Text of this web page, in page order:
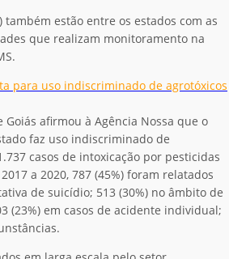
também estão entre os estados com as
que realizam monitoramento na
para uso indiscriminado de agrotóxicos
Goiás afirmou à Agência Nossa que o
faz uso indiscriminado de
casos de intoxicação por pesticidas
a 2020, 787 (45%) foram relatados
de suicídio; 513 (30%) no âmbito de
(23%) em casos de acidente individual;